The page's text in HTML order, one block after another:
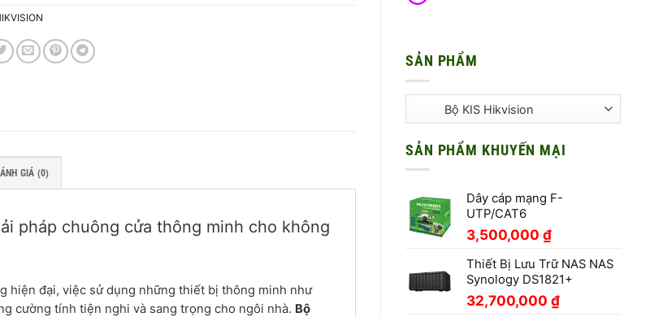
SẢN PHẨM
SẢN PHẨM KHUYẾN MẠI
Dây cáp mạng F-
UTP/CAT6
3,500,000 ₫
Thiết Bị Lưu Trữ NAS NAS
Synology DS1821+
32,700,000 ₫
GIÁ (0)
pháp chuông cửa thông minh cho không
hiện đại, việc sử dụng những thiết bị thông minh như
cường tính tiện nghi và sang trọng cho ngôi nhà. Bộ